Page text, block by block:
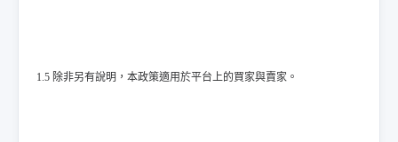
1.5 除非另有說明，本政策適用於平台上的買家與賣家。